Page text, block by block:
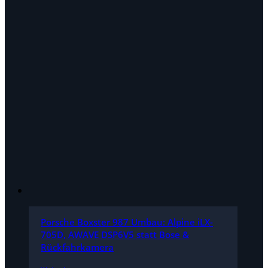
Porsche Boxster 987 Umbau: Alpine iLX-
705D, AWAVE DSP6V5 statt Bose &
Rückfahrkamera